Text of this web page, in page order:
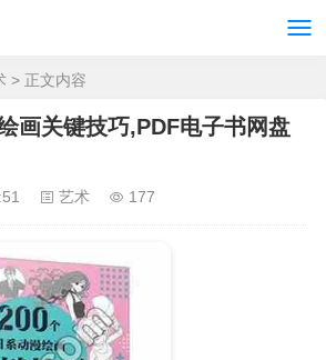
> 正文内容
画关键技巧,PDF电子书网盘
艺术 177